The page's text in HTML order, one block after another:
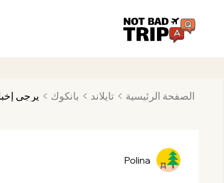
الصفحة الرئيسية تايلاند بانكوك يرجى
Polina